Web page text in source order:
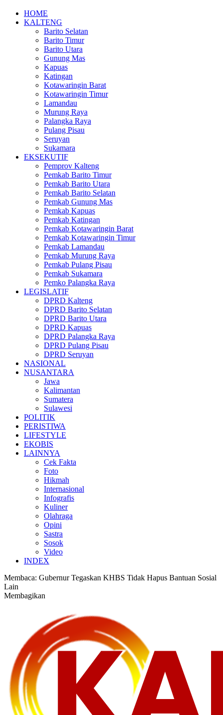
HOME
KALTENG
Barito Selatan
Barito Timur
Barito Utara
Gunung Mas
Kapuas
Katingan
Kotawaringin Barat
Kotawaringin Timur
Lamandau
Murung Raya
Palangka Raya
Pulang Pisau
Seruyan
Sukamara
EKSEKUTIF
Pemprov Kalteng
Pemkab Barito Timur
Pemkab Barito Utara
Pemkab Barito Selatan
Pemkab Gunung Mas
Pemkab Kapuas
Pemkab Katingan
Pemkab Kotawaringin Barat
Pemkab Kotawaringin Timur
Pemkab Lamandau
Pemkab Murung Raya
Pemkab Pulang Pisau
Pemkab Sukamara
Pemko Palangka Raya
LEGISLATIF
DPRD Kalteng
DPRD Barito Selatan
DPRD Barito Utara
DPRD Kapuas
DPRD Palangka Raya
DPRD Pulang Pisau
DPRD Seruyan
NASIONAL
NUSANTARA
Jawa
Kalimantan
Sumatera
Sulawesi
POLITIK
PERISTIWA
LIFESTYLE
EKOBIS
LAINNYA
Cek Fakta
Foto
Hikmah
Internasional
Infografis
Kuliner
Olahraga
Opini
Sastra
Sosok
Video
INDEX
Membaca: Gubernur Tegaskan KHBS Tidak Hapus Bantuan Sosial
Lain
Membagikan